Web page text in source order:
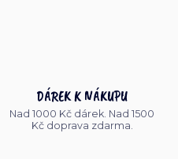
DÁREK K NÁKUPU
Nad 1000 Kč dárek. Nad 1500
Kč doprava zdarma.